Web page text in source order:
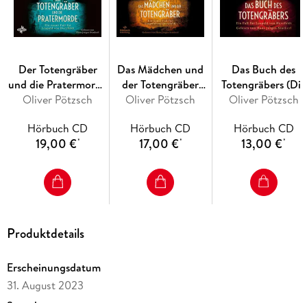
Sprecher Hans Jürgen Stockerl macht den dritten Teil der
Totengräber-Serie zu einem packenden Hörerlebnis.
Der Totengräber
und die Pratermorde
(Die Totengräber-
Oliver Pötzsch
Hörbuch CD
19,00 €*
Das Mädchen und
der Totengräber
(Die Totengräber-
Oliver Pötzsch
Hörbuch CD
17,00 €*
Das Buch des
Totengräbers (Die
Totengräber-Serie
Oliver Pötzsch
Hörbuch CD
13,00 €*
Produktdetails
Erscheinungsdatum
31. August 2023